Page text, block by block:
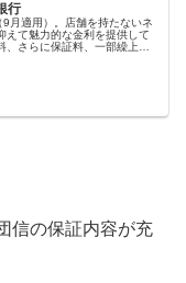
行
月適用）。店舗を持たないネ
えて魅力的な金利を提供して
、さらに保証料、一部繰上返
信の保証内容が充